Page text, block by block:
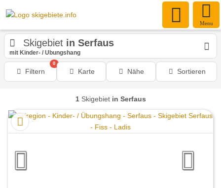
Menu
Skigebiet in Serfaus
mit Kinder- / Übungshang
Filtern
0
Karte Nähe Sortieren
1Skigebiet in Serfaus